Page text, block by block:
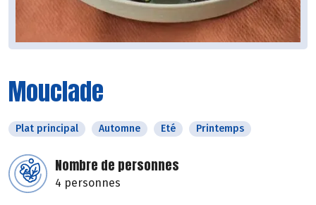
Mouclade
Plat principal Automne Eté Printemps
Nombre de personnes
4 personnes